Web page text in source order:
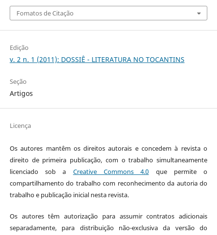
Fomatos de Citação
Edição
v. 2 n. 1 (2011): DOSSIÊ - LITERATURA NO TOCANTINS
Seção
Artigos
Licença
Os autores mantêm os direitos autorais e concedem à revista o
direito de primeira publicação, com o trabalho simultaneamente
licenciado sob a Creative Commons 4.0 que permite o
compartilhamento do trabalho com reconhecimento da autoria do
trabalho e publicação inicial nesta revista.
Os autores têm autorização para assumir contratos adicionais
separadamente, para distribuição não-exclusiva da versão do